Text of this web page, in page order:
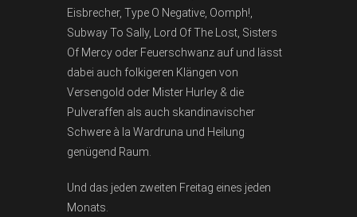
Eisbrecher, Type O Negative, Oomph!,
Subway To Sally, Lord Of The Lost, Sisters
Of Mercy oder Feuerschwanz auf und lässt
dabei auch folkigeren Klängen von
Versengold oder Mister Hurley & die
Pulveraffen als auch skandinavischer
Schwere à la Wardruna und Heilung
genügend Raum.
Und das jeden zweiten Freitag eines jeden
Monats.